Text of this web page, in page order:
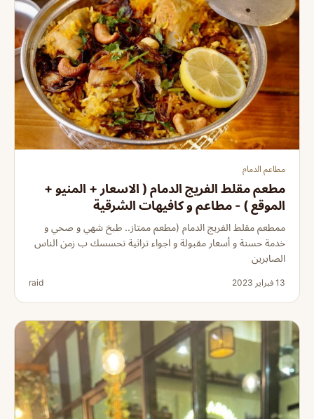
مطاعم الدمام
مطعم مقلط الفريج الدمام ( الاسعار + المنيو +
الموقع ) - مطاعم و كافيهات الشرقية
ممطعم مقلط الفريج الدمام (مطعم ممتاز.. طبخ شهي و صحي و
خدمة حسنة و أسعار مقبولة و اجواء تراثية تحسسك ب زمن الناس
الصابرين
13 فبراير 2023 raid